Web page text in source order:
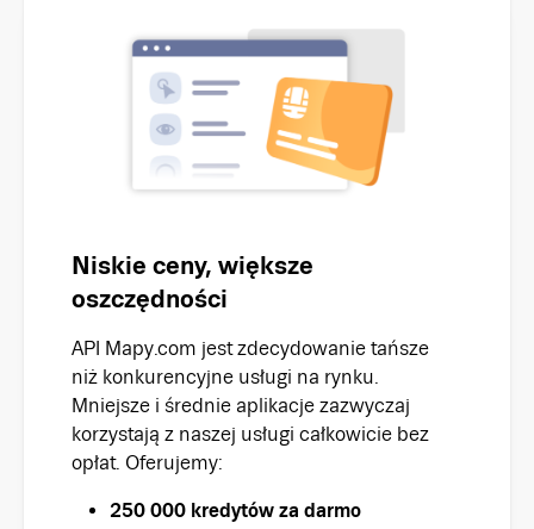
Niskie ceny, większe
oszczędności
API Mapy.com jest zdecydowanie tańsze
niż konkurencyjne usługi na rynku.
Mniejsze i średnie aplikacje zazwyczaj
korzystają z naszej usługi całkowicie bez
opłat. Oferujemy:
250 000 kredytów za darmo